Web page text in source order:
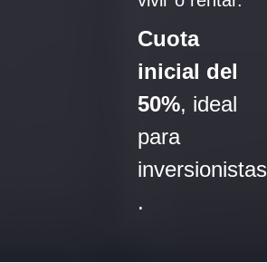
Cuota
inicial del
50%, ideal
para
inversionistas
.